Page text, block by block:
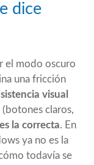
dice
el modo oscuro
una fricción
visual
claros,
la correcta. En
ya no es la
todavía se